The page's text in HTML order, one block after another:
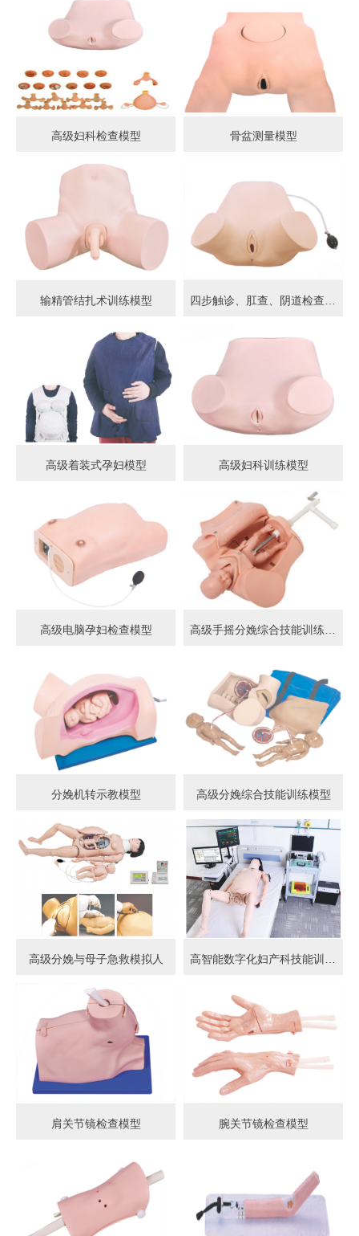
高级妇科检查模型 骨盆测量模型
输精管结扎术训练模型 四步触诊、肛查、阴道检查训练模型
高级着装式孕妇模型 高级妇科训练模型
高级电脑孕妇检查模型 高级手摇分娩综合技能训练模型
分娩机转示教模型 高级分娩综合技能训练模型
高级分娩与母子急救模拟人
肩关节镜检查模型 腕关节镜检查模型